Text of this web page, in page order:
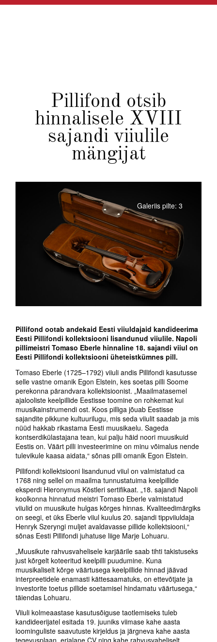
Pillifond otsib
hinnalisele XVIII
sajandi viiulile
mängijat
Galeriis pilte: 3
Pillifond ootab andekaid Eesti viiuldajaid kandideerima
Eesti Pillifondi kollektsiooni lisandunud viiulile. Napoli
pillimeistri Tomaso Eberle hinnaline 18. sajandi viiul on
Eesti Pillifondi kollektsiooni üheteistkümnes pill.
Tomaso Eberle (1725–1792) viiuli andis Pillifondi kasutusse
selle vastne omanik Egon Elstein, kes soetas pilli Soome
perekonna pärandvara kollektsioonist. „Maailmatasemel
ajalooliste keelpillide Eestisse toomine on rohkemat kui
muusikainstrumendi ost. Koos pilliga jõuab Eestisse
sajandite pikkune kultuurilugu, mis seda viiulit saadab ja mis
nüüd hakkab rikastama Eesti muusikaelu. Sageda
kontserdikülastajana tean, kui palju häid noori muusikuid
Eestis on. Väärt pilli investeerimine on minu võimalus nende
tulevikule kaasa aidata,“ sõnas pilli omanik Egon Elstein.
Pillifondi kollektsiooni lisandunud viiul on valmistatud ca
1768 ning sellel on maailma tunnustatuima keelpillide
eksperdi Hieronymus Köstleri sertifikaat. „18. sajandi Napoli
koolkonna hinnatud meistri Tomaso Eberle valmistatud
viiulid on muusikute hulgas kõrges hinnas. Kvaliteedimärgiks
on seegi, et üks Eberle viiul kuulus 20. sajandi tippviiuldaja
Henryk Szeryngi muljet avaldavasse pillide kollektsiooni,“
sõnas Eesti Pillifondi juhatuse liige Marje Lohuaru.
„Muusikute rahvusvahelisele karjäärile saab tihti takistuseks
just kõrgelt koteeritud keelpilli puudumine. Kuna
muusikaliselt kõrge väärtusega keelpillide hinnad jäävad
interpreetidele enamasti kättesaamatuks, on ettevõtjate ja
investorite toetus pillide soetamisel hindamatu väärtusega,“
täiendas Lohuaru.
Viiuli kolmeaastase kasutusõiguse taotlemiseks tuleb
kandideerijatel esitada 19. juuniks viimase kahe aasta
loominguliste saavutuste kirjeldus ja järgneva kahe aasta